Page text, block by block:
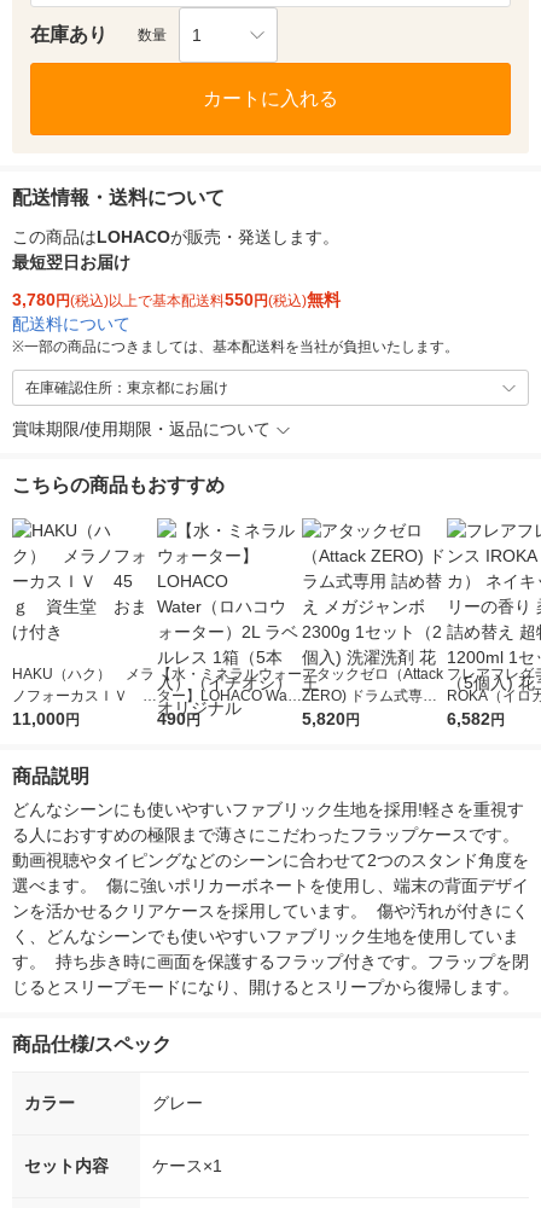
在庫あり 数量 1
カートに入れる
配送情報・送料について
この商品はLOHACOが販売・発送します。
最短翌日お届け
3,780円(税込)以上で基本配送料550円(税込)無料
配送料について
※一部の商品につきましては、基本配送料を当社が負担いたします。
在庫確認住所：東京都にお届け
賞味期限/使用期限・返品について
こちらの商品もおすすめ
HAKU（ハク） メラ
ノフォーカスＩＶ 4
5ｇ 資生堂 おまけ
11,000円
【水・ミネラルウォー
ター】LOHACO Wate
r（ロハコウォータ
490円
アタックゼロ（Attack
ZERO) ドラム式専用
詰め替え メガジャン
5,820円
フレアフレグ
ROKA（イロ
イキッドリリ
6,582円
商品説明
どんなシーンにも使いやすいファブリック生地を採用!軽さを重視す
る人におすすめの極限まで薄さにこだわったフラップケースです。
動画視聴やタイピングなどのシーンに合わせて2つのスタンド角度を
選べます。  傷に強いポリカーボネートを使用し、端末の背面デザイ
ンを活かせるクリアケースを採用しています。  傷や汚れが付きにく
く、どんなシーンでも使いやすいファブリック生地を使用していま
す。  持ち歩き時に画面を保護するフラップ付きです。フラップを閉
じるとスリープモードになり、開けるとスリープから復帰します。
商品仕様/スペック
カラー グレー
セット内容 ケース×1